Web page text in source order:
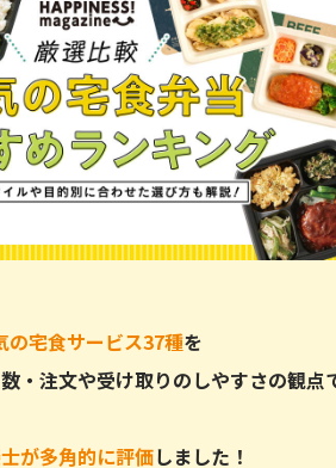
- バラエティ豊かな和食中心の献立
ム - 素材にこだわった安心安全の食材
- 一人ひとりの担当栄養士が提案
ビスを楽しむポイント
て楽しむ
ラスする
ツを添える
炊よりも費用がかかる
養バランスを考える必要がある
の宅食サービス37種を
・注文や受け取りのしやすさの観点
が多角的に評価しました！